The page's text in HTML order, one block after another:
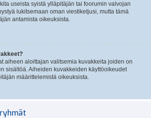
useista syistä ylläpitäjän tai foorumin valvojan
lukitsemaan oman viestiketjusi, mutta tämä
antamista oikeuksista.
aiheen aloittajan valitsemia kuvakkeita joiden on
sisältöä. Aiheiden kuvakkeiden käyttöoikeudet
määrittelemistä oikeuksista.